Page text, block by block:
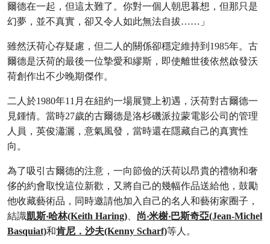
爾德在一起，但這太難了。你對一個人朝思暮想，但那只是
幻夢，並不真實，卻又令人如此無法自拔……」
雖然沃荷心存疑慮，但二人的關係卻穩定維持到1985年。古
爾德是沃荷的最後一位摯愛和繆斯，即使離世後依然啟發沃
荷創作出不少晚期傑作。
二人於1980年11月在紐約一場展覽上初遇，沃荷對古爾德一
見鍾情。當時27歲的古爾德是洛杉磯派拉蒙電影公司的管理
人員，英俊瀟灑，意氣風發，當時還在隱藏自己的真實性
向。
為了吸引古爾德的注意，一向節儉的沃荷以昂貴的禮物和奢
侈的約會取悅這位新歡，又將自己的幾幅作品送給他，鼓勵
他收藏藝術品，同時邀請他加入自己的名人和藝術家圈子，
結識凱斯‧哈林(Keith Haring)
尚‧米榭‧巴斯奇亞(Jean-Michel
Basquiat)和肯尼．沙夫(Kenny Scharf)等人。